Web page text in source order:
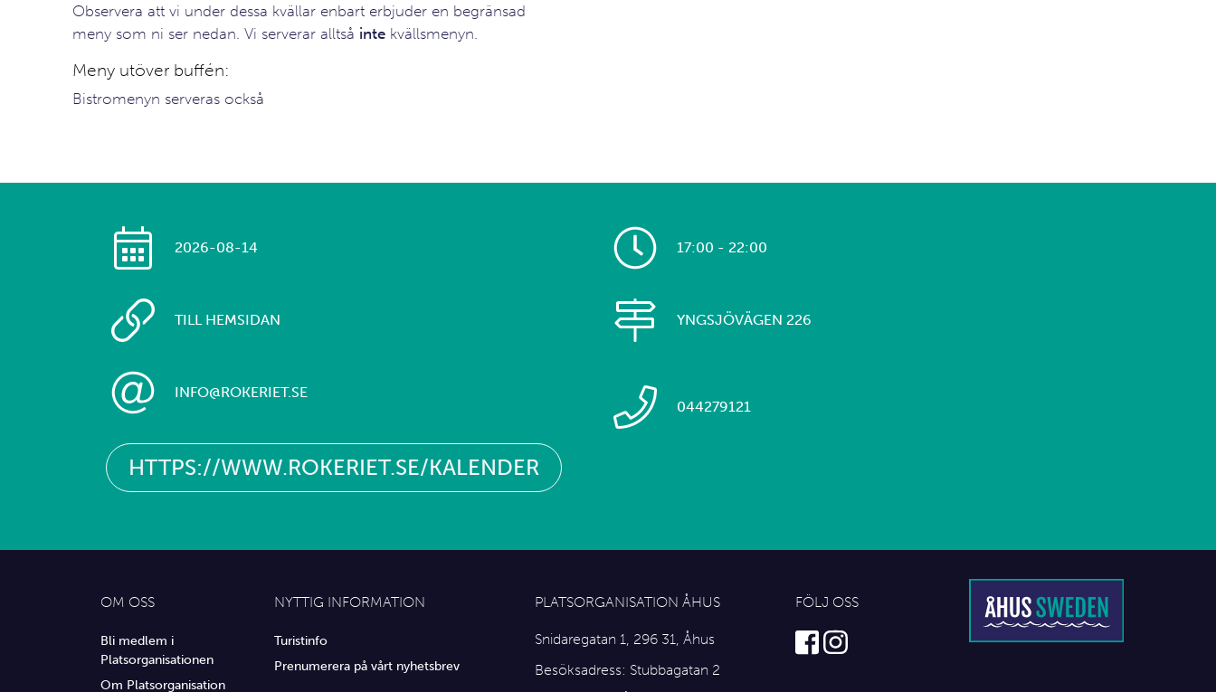
Observera att vi under dessa kvällar enbart erbjuder en begränsad
meny som ni ser nedan. Vi serverar alltså inte kvällsmenyn.
Meny utöver buffén:
Bistromenyn serveras också
2026-08-14 17:00 - 22:00
TILL HEMSIDAN YNGSJÖVÄGEN 226
INFO@ROKERIET.SE
044279121
HTTPS://WWW.ROKERIET.SE/KALENDER
OM OSS
Bli medlem i
Platsorganisationen
Om Platsorganisation
NYTTIG INFORMATION
Turistinfo
Prenumerera på vårt nyhetsbrev
PLATSORGANISATION ÅHUS
Snidaregatan 1, 296 31, Åhus
Besöksadress: Stubbagatan 2
FÖLJ OSS